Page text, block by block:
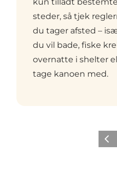
steder, så tjek
du tager afsted –
du vil bade, fiske
overnatte i shelter
tage kanoen med.